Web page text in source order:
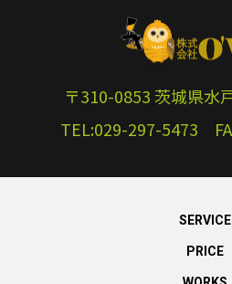
〒310-0853 茨城県水
TEL:029-297-5473
SERVICE
PRICE